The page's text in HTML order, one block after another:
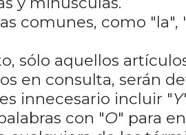
comunes, como "la",
sólo aquellos
en consulta, serán
innecesario incluir "Y
con "O" para